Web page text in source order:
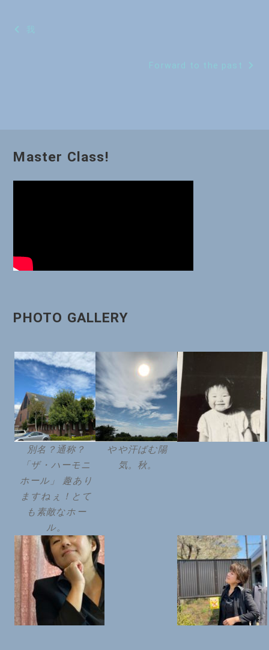
投
我
Forward to the past
Master Class!
PHOTO GALLERY
別名？通称？
「ザ・ハーモニ
ホール」 趣あり
ますねぇ！とて
も素敵なホー
ル。
やや汗ばむ陽
気。秋。